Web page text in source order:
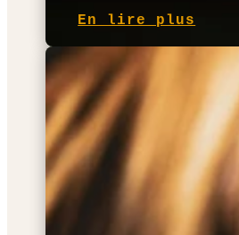
En lire plus